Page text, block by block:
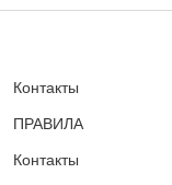
Контакты
ПРАВИЛА
Контакты